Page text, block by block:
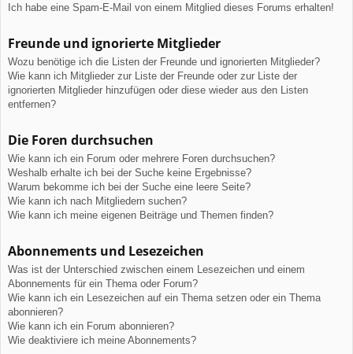
Ich habe eine Spam-E-Mail von einem Mitglied dieses Forums erhalten!
Freunde und ignorierte Mitglieder
Wozu benötige ich die Listen der Freunde und ignorierten Mitglieder?
Wie kann ich Mitglieder zur Liste der Freunde oder zur Liste der
ignorierten Mitglieder hinzufügen oder diese wieder aus den Listen
entfernen?
Die Foren durchsuchen
Wie kann ich ein Forum oder mehrere Foren durchsuchen?
Weshalb erhalte ich bei der Suche keine Ergebnisse?
Warum bekomme ich bei der Suche eine leere Seite?
Wie kann ich nach Mitgliedern suchen?
Wie kann ich meine eigenen Beiträge und Themen finden?
Abonnements und Lesezeichen
Was ist der Unterschied zwischen einem Lesezeichen und einem
Abonnements für ein Thema oder Forum?
Wie kann ich ein Lesezeichen auf ein Thema setzen oder ein Thema
abonnieren?
Wie kann ich ein Forum abonnieren?
Wie deaktiviere ich meine Abonnements?